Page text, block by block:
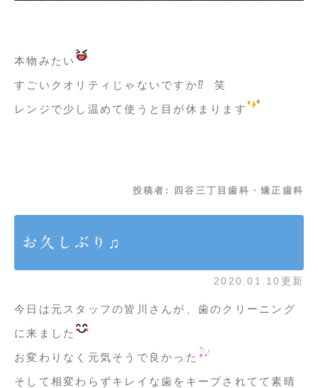
本物みたい
すごいクオリティじゃないですか⁉️ 笑
レンジで少し温めて使うと目が休まります
投稿者: 四谷三丁目歯科・矯正歯科
お久しぶり♫
2020.01.10更新
今日は元スタッフの皆川さんが、歯のクリーニング
に来ました
お変わりなく元気そうで良かった
そして相変わらずキレイな歯をキープされてて素晴